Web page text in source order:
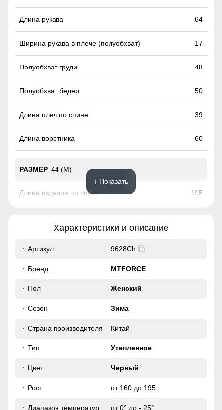
Удобные и вместительные карманы
Практичные и стильные карманы удобно расположены
для хранения мелочей, таких как ключи или телефон.
Карманы утеплены флисом.
Практичные и стильные карманы удобно расположены
Карманы утеплены флисом.
Материал подкладки
Подкладка из полиэстера: Устойчива к износу и легко
повседневного использования.
64
17
48
50
39
60
44 (M)
105
↓ Показать
Характеристики и описание
Артикул 9628Ch
Бренд MTFORCE
Пол Женский
Сезон Зима
Страна производителя Китай
Тип Утепленное
Цвет Черный
Рост от 160 до 195
Диапазон температур от 0° до - 25°